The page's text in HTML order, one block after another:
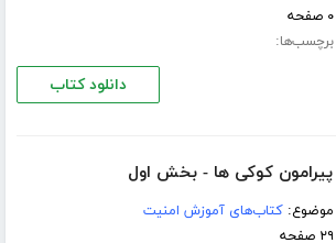
۰ صفحه
برچسب‌ها:
دانلود کتاب
پیرامون کوکی ها - بخش اول
موضوع:کتاب‌های آموزش امنیت
۲۹ صفحه